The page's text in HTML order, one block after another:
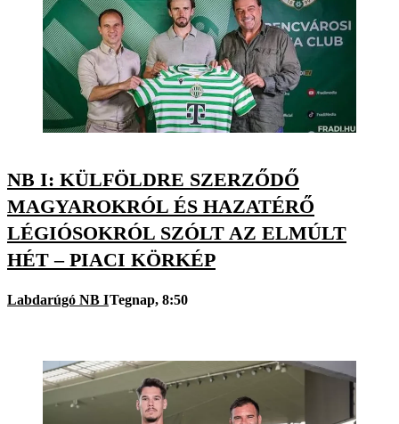
NB I: KÜLFÖLDRE SZERZŐDŐ
MAGYAROKRÓL ÉS HAZATÉRŐ
LÉGIÓSOKRÓL SZÓLT AZ ELMÚLT
HÉT – PIACI KÖRKÉP
Labdarúgó NB ITegnap, 8:50